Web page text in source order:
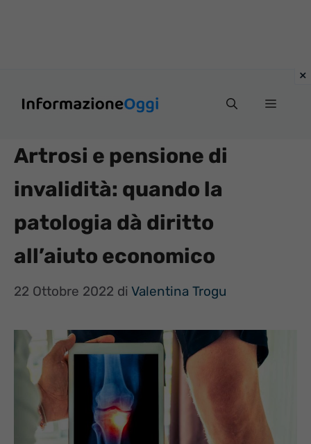
Menu
Artrosi e pensione di
invalidità: quando la
patologia dà diritto
all’aiuto economico
22 Ottobre 2022 di Valentina Trogu